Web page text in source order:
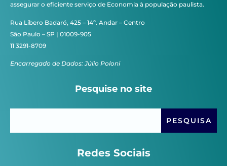
assegurar o eficiente serviço de Economia à população paulista.
Rua Líbero Badaró, 425 – 14º. Andar – Centro
São Paulo – SP | 01009-905
11 3291-8709
Encarregado de Dados: Júlio Poloni
Pesquise no site
Redes Sociais